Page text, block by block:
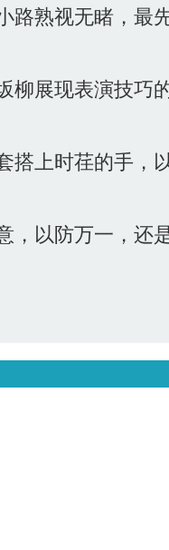
熟视无睹，最
展现表演技巧
上时荏的手，
以防万一，还